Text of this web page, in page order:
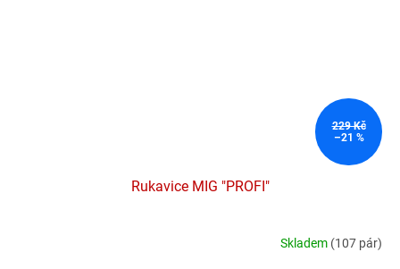
229 Kč
–21 %
Rukavice MIG "PROFI"
Skladem (107 pár)